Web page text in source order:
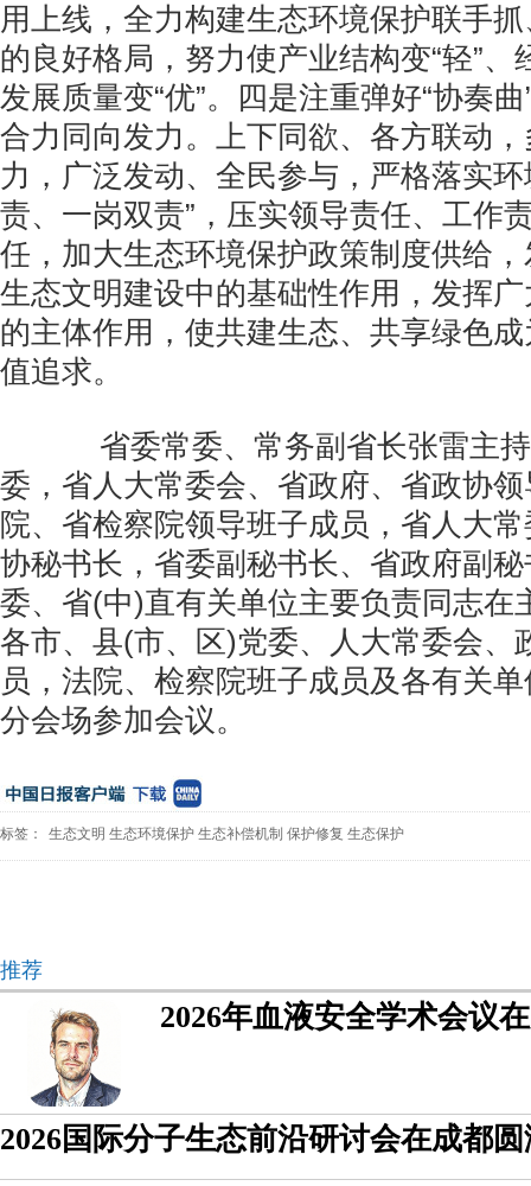
用上线，全力构建生态环境保护联手
的良好格局，努力使产业结构变“轻”、
发展质量变“优”。四是注重弹好“协奏
合力同向发力。上下同欲、各方联动
力，广泛发动、全民参与，严格落实环
责、一岗双责”，压实领导责任、工作
任，加大生态环境保护政策制度供给
生态文明建设中的基础性作用，发挥
的主体作用，使共建生态、共享绿色
值追求。
省委常委、常务副省长张雷主持
委，省人大常委会、省政府、省政协
院、省检察院领导班子成员，省人大
协秘书长，省委副秘书长、省政府副
委、省(中)直有关单位主要负责同志在
各市、县(市、区)党委、人大常委会、
员，法院、检察院班子成员及各有关
分会场参加会议。
标签： 生态文明 生态环境保护 生态补偿机制 保护修复 生态保护
推荐
2026年血液安全学术会议
2026国际分子生态前沿研讨会在成都